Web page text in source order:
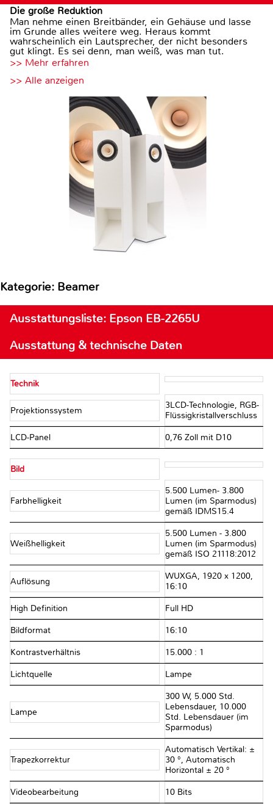
Die große Reduktion
Man nehme einen Breitbänder, ein Gehäuse und lasse
im Grunde alles weitere weg. Heraus kommt
wahrscheinlich ein Lautsprecher, der nicht besonders
gut klingt. Es sei denn, man weiß, was man tut.
>> Mehr erfahren
>> Alle anzeigen
Kategorie: Beamer
Ausstattungsliste: Epson EB-2265U
Ausstattung & technische Daten
Technik
Projektionssystem
3LCD-Technologie, RGB-
Flüssigkristallverschluss
LCD-Panel 0,76 Zoll mit D10
Bild
Farbhelligkeit
5.500 Lumen- 3.800
Lumen (im Sparmodus)
gemäß IDMS15.4
Weißhelligkeit
5.500 Lumen - 3.800
Lumen (im Sparmodus)
gemäß ISO 21118:2012
Auflösung
WUXGA, 1920 x 1200,
16:10
High Definition Full HD
Bildformat 16:10
Kontrastverhältnis 15.000 : 1
Lichtquelle Lampe
Lampe
300 W, 5.000 Std.
Lebensdauer, 10.000
Std. Lebensdauer (im
Sparmodus)
Trapezkorrektur
Automatisch Vertikal: ±
30 °, Automatisch
Horizontal ± 20 °
Videobearbeitung 10 Bits